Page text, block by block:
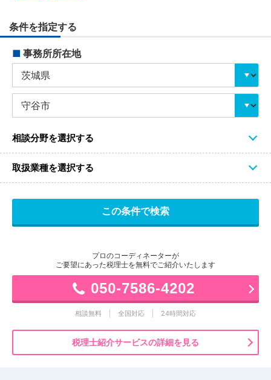
条件を指定する
■ 事務所所在地
相談分野を選択する
取扱業種を選択する
プロのコーディネーターが
ご要望にあった税理士を無料でご紹介いたします
050-7586-4202
相談無料 全国対応 24時間対応
税理士紹介サービスの詳細を見る